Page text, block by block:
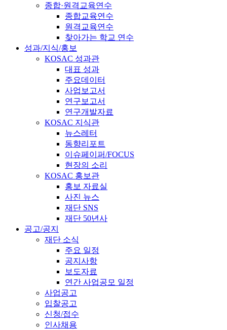
종합·원격교육연수
종합교육연수
원격교육연수
찾아가는 학교 연수
성과/지식/홍보
KOSAC 성과관
대표 성과
주요데이터
사업보고서
연구보고서
연구개발자료
KOSAC 지식관
뉴스레터
동향리포트
이슈페이퍼/FOCUS
현장의 소리
KOSAC 홍보관
홍보 자료실
사진 뉴스
재단 SNS
재단 50년사
공고/공지
재단 소식
주요 일정
공지사항
보도자료
연간 사업공모 일정
사업공고
입찰공고
신청/접수
인사채용